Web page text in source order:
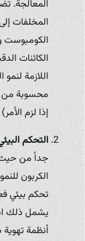
المعالجة.
المخلفات
الكومبوست
الكائنات
اللازمة
محسوبة من
إذا لزم
التحكم
جداً من حيث
الكربون
تحكم بيئي
يشمل ذلك
أنظمة تهوية